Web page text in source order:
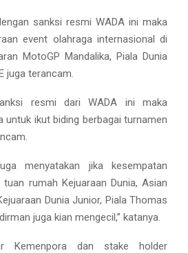
sanksi resmi WADA ini maka
event olahraga internasional di
MotoGP Mandalika, Piala Dunia
juga terancam.
resmi dari WADA ini maka
untuk ikut biding berbagai turnamen
menyatakan jika kesempatan
rumah Kejuaraan Dunia, Asian
Dunia Junior, Piala Thomas
juga kian mengecil,” katanya.
Kemenpora dan stake holder